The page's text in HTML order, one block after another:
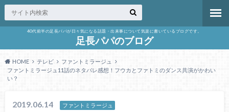
40代前半の足長パパが日々気になる話題・出来事について気楽に書いているブログです。
足長パパのブログ
HOME テレビ
ファントミラージュ
ファントミラージュ11話のネタバレ感想！フウカとファトミのダンス共演がかわい
い？
2019.06.14 ファントミラージュ